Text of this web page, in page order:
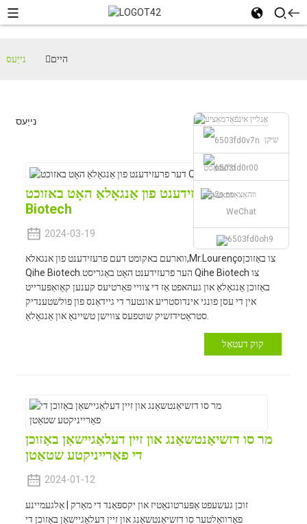
שיקן
בליצפּאָסט
ווהאַצאַפּפּ
WeChat
היים נייַעס
נייַעס
דער פרעזידענט פון אַנגאָלאַ האָט באזוכט Qihe
Biotech
2024-03-19
ווארעם באקומט דעם פרעזידענט פון אנגאלא,Mr.Lourençoצו באַזוכן
Qihe Biotech. הער פרעזידענט האָט באַגריסט Qihe Biotech צו
באַזוכן אַנגאָלאַ און געהאפט אַז די צוויי פּאַרטיעס קענען קאָואַפּערייט
אין די עסן פונגי אינדוסטריע אונטער די גיידאַנס פון פולשטענדיק
סטראַטידזשיק שוטפעס צווישן טשיינאַ און אַנגאָלאַ.
קוק דעטאַל
מר סו דזשיאַנטשאַנג און זיין דעלאַגיישאַן באַזוכן
די פאַרייניקטע שטאַטן
2024-01-12
זוכן געשעפט אַפּערטונאַטיז און יקספּאַנד די מאַרק | אַלגעמיינע
פאַרוואַלטער סו דזשיאַנטשאַנג און זיין דעלאַגיישאַן באַזוכן די